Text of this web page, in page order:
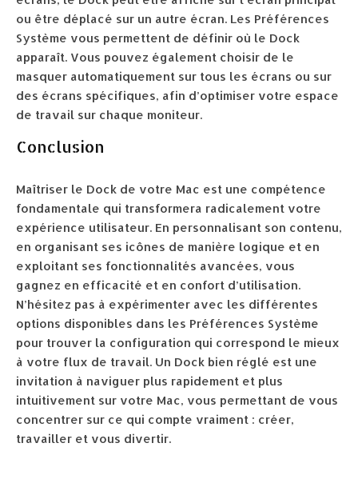
ou être déplacé sur un autre écran. Les Préférences
Système vous permettent de définir où le Dock
apparaît. Vous pouvez également choisir de le
masquer automatiquement sur tous les écrans ou sur
des écrans spécifiques, afin d’optimiser votre espace
de travail sur chaque moniteur.
Conclusion
Maîtriser le Dock de votre Mac est une compétence
fondamentale qui transformera radicalement votre
expérience utilisateur. En personnalisant son contenu,
en organisant ses icônes de manière logique et en
exploitant ses fonctionnalités avancées, vous
gagnez en efficacité et en confort d’utilisation.
N’hésitez pas à expérimenter avec les différentes
options disponibles dans les Préférences Système
pour trouver la configuration qui correspond le mieux
à votre flux de travail. Un Dock bien réglé est une
invitation à naviguer plus rapidement et plus
intuitivement sur votre Mac, vous permettant de vous
concentrer sur ce qui compte vraiment : créer,
travailler et vous divertir.